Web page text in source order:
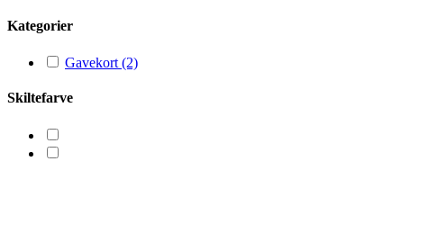
Kategorier
Gavekort (2)
Skiltefarve